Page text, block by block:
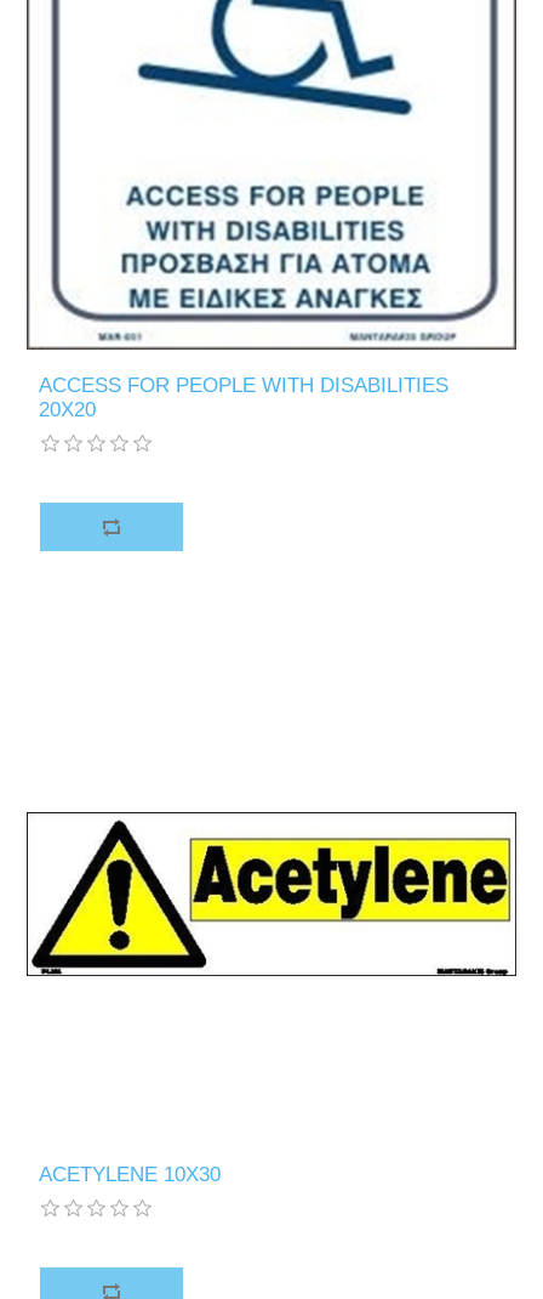
ACCESS FOR PEOPLE WITH DISABILITIES
20X20
ACETYLENE 10X30